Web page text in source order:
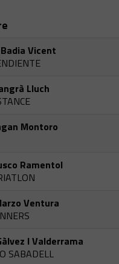
Vicent
Lluch
Montoro
Ramentol
Ventura
I Valderrama
SABADELL